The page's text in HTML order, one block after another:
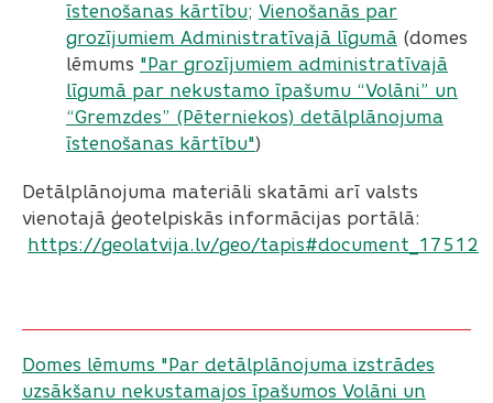
īstenošanas kārtību; Vienošanās par
grozījumiem Administratīvajā līgumā (domes
lēmums "Par grozījumiem administratīvajā
līgumā par nekustamo īpašumu “Volāni” un
“Gremzdes” (Pēterniekos) detālplānojuma
īstenošanas kārtību")
Detālplānojuma materiāli skatāmi arī valsts
vienotajā ģeotelpiskās informācijas portālā:
https://geolatvija.lv/geo/tapis#document_17512
Domes lēmums "Par detālplānojuma izstrādes
uzsākšanu nekustamajos īpašumos Volāni un